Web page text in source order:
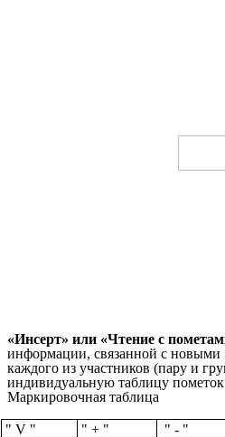
«Инсерт» или «Чтение с
информации, связанной с новыми
каждого из участников (пару и
индивидуальную таблицу
Маркировочная таблица
" V " " + " " - "